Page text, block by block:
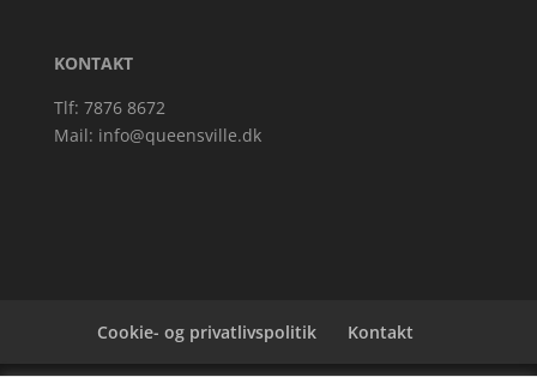
KONTAKT
Tlf: 7876 8672
Mail: info@queensville.dk
Cookie- og privatlivspolitik Kontakt